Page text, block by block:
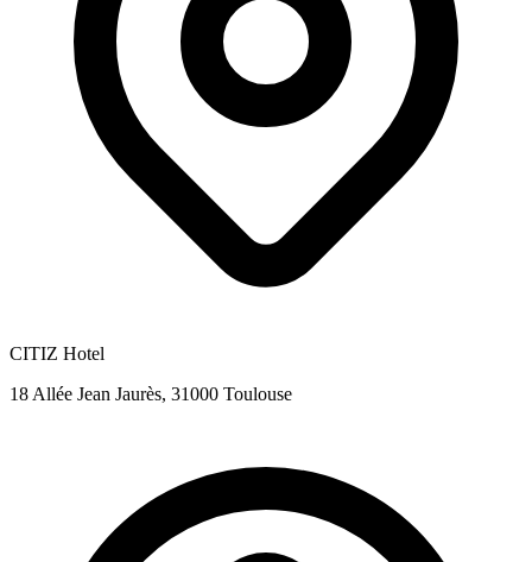
CITIZ Hotel
18 Allée Jean Jaurès, 31000 Toulouse